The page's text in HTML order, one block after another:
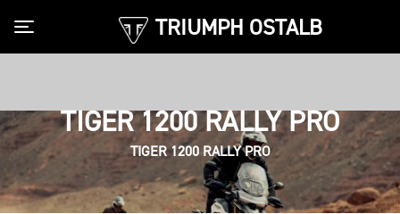
TRIUMPH OSTALB
Toggle navigation
TIGER 1200 RALLY PRO
TIGER 1200 RALLY PRO